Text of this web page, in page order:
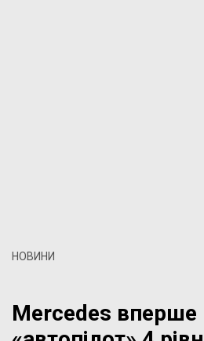
НОВИНИ
Mercedes вперше